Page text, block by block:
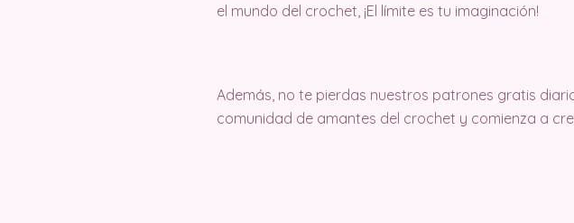
el mundo del crochet, ¡El límite es tu imaginación!
Además, no te pierdas nuestros patrones gratis
comunidad de amantes del crochet y comienza a